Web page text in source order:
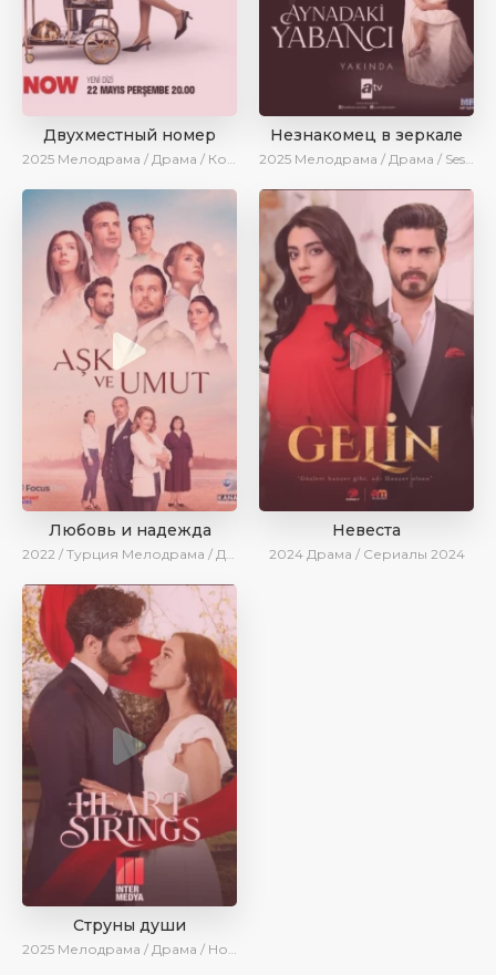
Двухместный номер
2025 Мелодрама / Драма / Комедия / Новинки / Сериалы 2025
Незнакомец в зеркале
2025 Мелодрама / Драма / SesDizi / AlisaDirilis / Новинки / Сериалы 2025
Любовь и надежда
2022 / Турция Мелодрама / Драма / BeniAffet
Невеста
2024 Драма / Сериалы 2024
Струны души
2025 Мелодрама / Драма / Новинки / Сериалы 2025